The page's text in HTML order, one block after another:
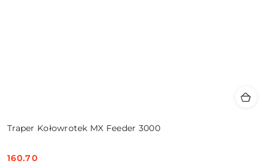
Traper Kołowrotek MX Feeder 3000
160.70